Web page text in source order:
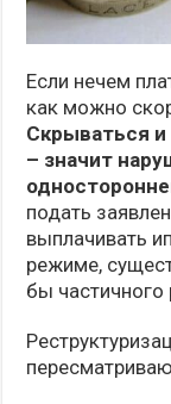
Если нечем
как можно
Скрываться
– значит
подать
выплачивать
режиме,
бы